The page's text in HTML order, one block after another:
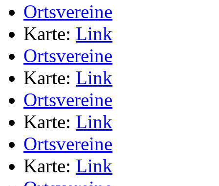
Ortsvereine
Karte: Link
Ortsvereine
Karte: Link
Ortsvereine
Karte: Link
Ortsvereine
Karte: Link